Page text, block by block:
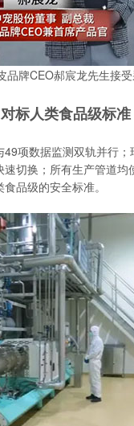
品牌CEO郝宸龙先生接
标人类食品级标准
项数据监测双轨并行
切换；所有生产管道
品级的安全标准。